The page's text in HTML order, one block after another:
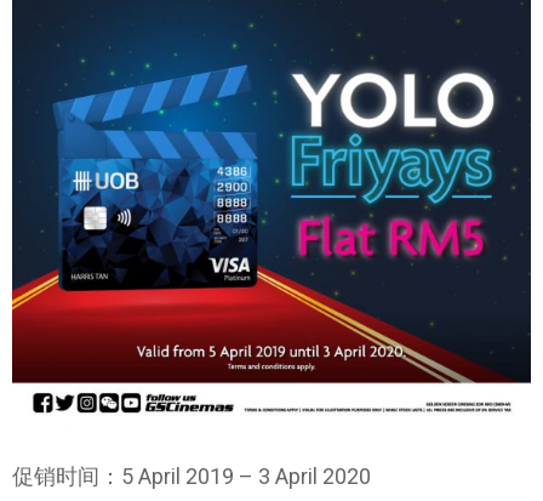
促销时间：5 April 2019 – 3 April 2020